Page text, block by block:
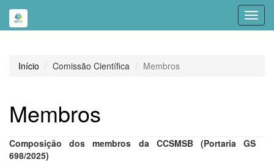
Início Comissão Científica Membros
Membros
Composição dos membros da CCSMSB (Portaria GS
698/2025)